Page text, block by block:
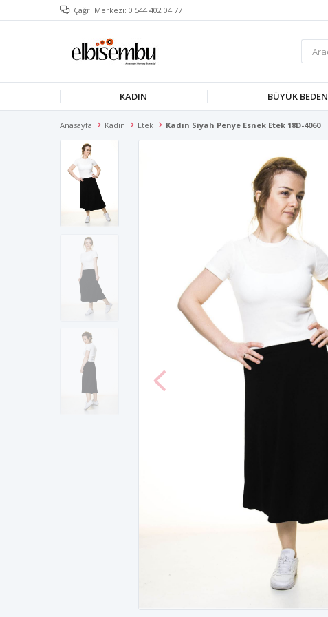
Çağrı Merkezi: 0 544 402 04 77
KADIN BÜYÜK BEDEN
Anasayfa Kadın Etek Kadın Siyah Penye Esnek Etek 18D-4060